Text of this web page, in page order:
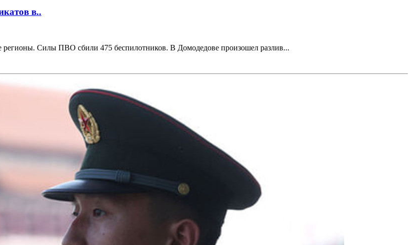
в..
Силы ПВО сбили 475 беспилотников. В Домодедове произошел разлив...